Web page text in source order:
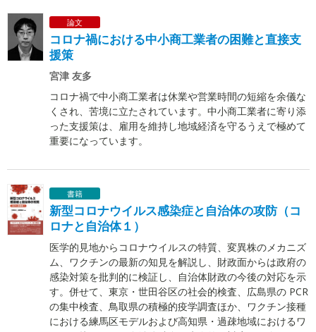
論文
コロナ禍における中小商工業者の困難と直接支
援策
宮津 友多
コロナ禍で中小商工業者は休業や営業時間の短縮を余儀な
くされ、苦境に立たされています。中小商工業者に寄り添
った支援策は、雇用を維持し地域経済を守るうえで極めて
重要になっています。
書籍
新型コロナウイルス感染症と自治体の攻防（コ
ロナと自治体１）
医学的見地からコロナウイルスの特質、変異株のメカニズ
ム、ワクチンの最新の知見を解説し、財政面からは政府の
感染対策を批判的に検証し、自治体財政の今後の対応を示
す。併せて、東京・世田谷区の社会的検査、広島県の PCR
の集中検査、鳥取県の積極的疫学調査ほか、ワクチン接種
における練馬区モデルおよび高知県・過疎地域におけるワ